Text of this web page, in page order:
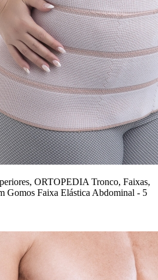
ORTOPEDIA Tronco, Faixas,
Gomos Faixa Elástica Abdominal - 5